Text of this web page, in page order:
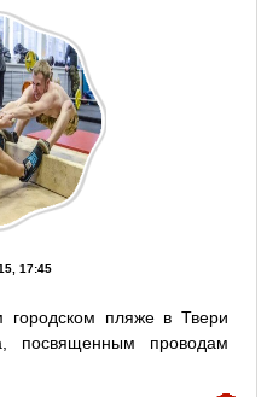
17:45
пляже в Твери
посвященным проводам